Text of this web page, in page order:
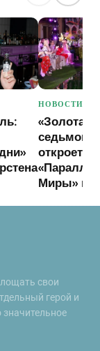
НОВОСТИ
«Золотая
седьмой
откроет
Миры»
свои
герой и